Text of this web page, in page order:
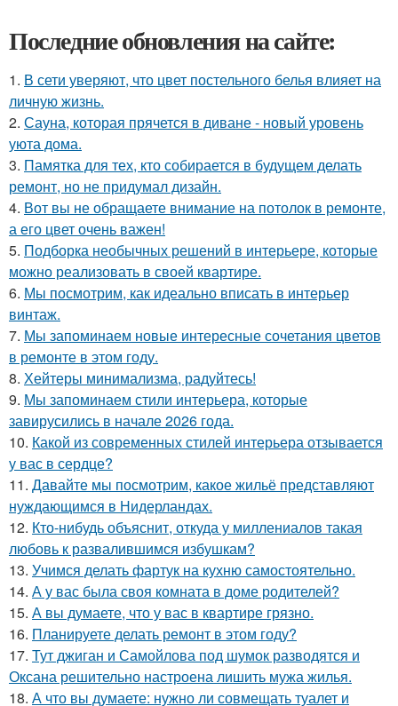
Последние обновления на сайте:
1. В сети уверяют, что цвет постельного белья влияет на
личную жизнь.
2. Сауна, которая прячется в диване - новый уровень
уюта дома.
3. Памятка для тех, кто собирается в будущем делать
ремонт, но не придумал дизайн.
4. Вот вы не обращаете внимание на потолок в ремонте,
а его цвет очень важен!
5. Подборка необычных решений в интерьере, которые
можно реализовать в своей квартире.
6. Мы посмотрим, как идеально вписать в интерьер
винтаж.
7. Мы запоминаем новые интересные сочетания цветов
в ремонте в этом году.
8. Хейтеры минимализма, радуйтесь!
9. Мы запоминаем стили интерьера, которые
завирусились в начале 2026 года.
10. Какой из современных стилей интерьера отзывается
у вас в сердце?
11. Давайте мы посмотрим, какое жильё представляют
нуждающимся в Нидерландах.
12. Кто-нибудь объяснит, откуда у миллениалов такая
любовь к развалившимся избушкам?
13. Учимся делать фартук на кухню самостоятельно.
14. А у вас была своя комната в доме родителей?
15. А вы думаете, что у вас в квартире грязно.
16. Планируете делать ремонт в этом году?
17. Тут джиган и Самойлова под шумок разводятся и
Оксана решительно настроена лишить мужа жилья.
18. А что вы думаете: нужно ли совмещать туалет и